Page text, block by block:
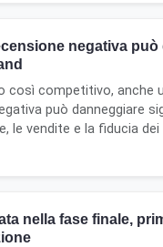
negativa può
così competitivo, anche
può danneggiare
le vendite e la fiducia
nella fase finale,